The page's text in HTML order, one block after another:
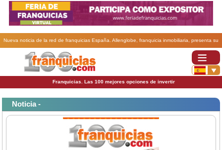
Nueva noticia de la red de franquicias España. Allenglobe, franquicia inmobiliaria, presenta su
Franquicias. Las 100 mejores opciones de invertir
Noticia -